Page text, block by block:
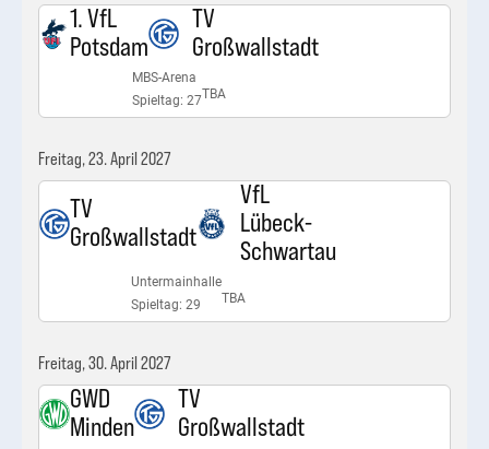
1. VfL
Potsdam
TV
Großwallstadt
MBS-Arena
Spieltag: 27TBA
Freitag, 23. April 2027
TV
Großwallstadt
VfL
Lübeck-
Schwartau
Untermainhalle
Spieltag: 29
TBA
Freitag, 30. April 2027
GWD
Minden
TV
Großwallstadt